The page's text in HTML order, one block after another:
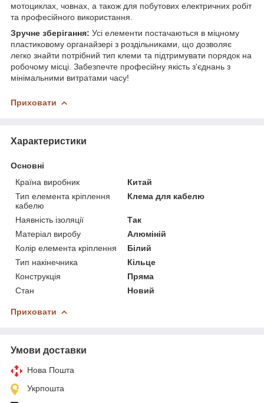
мотоциклах, човнах, а також для побутових електричних робіт
та професійного використання.
Зручне зберігання: Усі елементи постачаються в міцному
пластиковому органайзері з роздільниками, що дозволяє
легко знайти потрібний тип клеми та підтримувати порядок на
робочому місці. Забезпечте професійну якість з'єднань з
мінімальними витратами часу!
Приховати
Характеристики
Основні
Країна виробник
Китай
Тип елемента кріплення
кабелю
Клема для кабелю
Наявність ізоляції
Так
Матеріал виробу
Алюміній
Колір елемента кріплення
Білий
Тип накінечника
Кільце
Конструкція
Пряма
Стан
Новий
Приховати
Умови доставки
Нова Пошта
Укрпошта